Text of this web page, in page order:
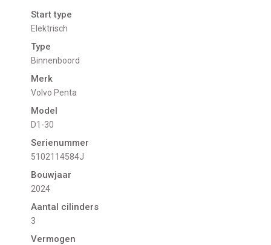
Start type
Elektrisch
Type
Binnenboord
Merk
Volvo Penta
Model
D1-30
Serienummer
5102114584J
Bouwjaar
2024
Aantal cilinders
3
Vermogen